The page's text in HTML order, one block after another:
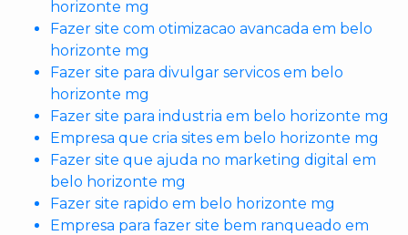
horizonte mg
Fazer site com otimizacao avancada em belo
horizonte mg
Fazer site para divulgar servicos em belo
horizonte mg
Fazer site para industria em belo horizonte mg
Empresa que cria sites em belo horizonte mg
Fazer site que ajuda no marketing digital em
belo horizonte mg
Fazer site rapido em belo horizonte mg
Empresa para fazer site bem ranqueado em